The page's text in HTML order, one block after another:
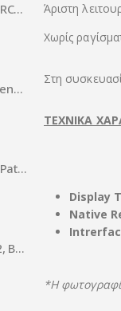
Άριστη
Xωρίς
Στη
ΤΕΧΝΙΚΑ
Display
Native
*Η
5M Nickel 3RCA Plug To 3RCA Plug
Used Monitor L170 TFT/Lenovo/17"/1280x1024/Black/VGA
Logilink Premium Cat.8.1 Patchkabel hellgrau 10,00m CQ8092S
Laptop table No brand U2, Beige - 15051